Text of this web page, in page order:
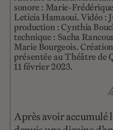
sonore : Marie-
Leticia Hamaoui. Vidéo :
production : Cynthia
technique : Sacha
Marie Bourgeois.
présentée au Théâtre de
11 février 2023.
Après avoir accumulé